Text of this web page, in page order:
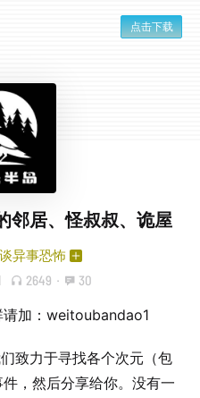
点击下载
邻居、怪叔叔、诡屋
异事恐怖
2649 · 30
请加：weitoubandao1
致力于寻找各个次元（包
，然后分享给你。没有一